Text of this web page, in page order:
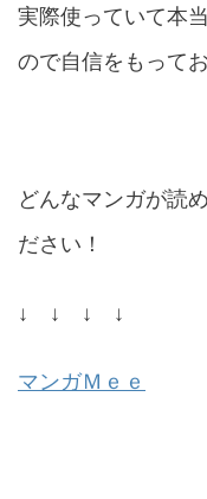
実際使っていて本
ので自信をもって
どんなマンガが読
ださい！
↓ ↓ ↓ ↓
マンガＭｅｅ